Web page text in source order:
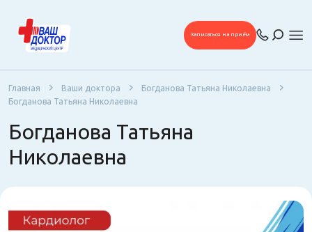
Записаться на приём
Главная Ваши доктора
Богданова Татьяна Николаевна
Богданова Татьяна Николаевна
Богданова Татьяна
Николаевна